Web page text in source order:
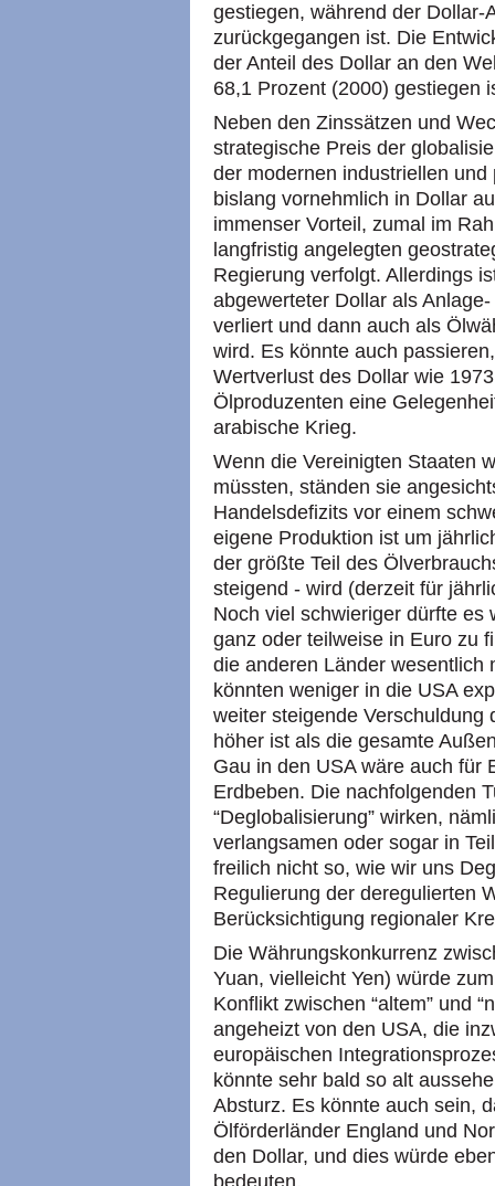
gestiegen, während der
zurückgegangen ist. Die
der Anteil des Dollar an den
68,1 Prozent (2000) gestiegen
Neben den Zinssätzen und
strategische Preis der
der modernen industriellen
bislang vornehmlich in Dollar
immenser Vorteil, zumal im
langfristig angelegten
Regierung verfolgt. Allerdings
abgewerteter Dollar als
verliert und dann auch als
wird. Es könnte auch
Wertverlust des Dollar wie
Ölproduzenten eine
arabische Krieg.
Wenn die Vereinigten Staaten
müssten, ständen sie
Handelsdefizits vor einem
eigene Produktion ist um
der größte Teil des
steigend - wird (derzeit für
Noch viel schwieriger dürfte
ganz oder teilweise in Euro zu
die anderen Länder wesentlich
könnten weniger in die USA
weiter steigende Verschuldung
höher ist als die gesamte
Gau in den USA wäre auch für
Erdbeben. Die nachfolgenden
“Deglobalisierung” wirken,
verlangsamen oder sogar in
freilich nicht so, wie wir uns
Regulierung der deregulierten
Berücksichtigung regionaler
Die Währungskonkurrenz
Yuan, vielleicht Yen) würde
Konflikt zwischen “altem” und
angeheizt von den USA, die
europäischen
könnte sehr bald so alt
Absturz. Es könnte auch sein,
Ölförderländer England und
den Dollar, und dies würde
bedeuten.